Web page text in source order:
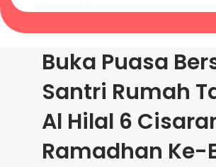
Buka Puasa
Santri Rumah
Al Hilal 6
Ramadhan Ke-